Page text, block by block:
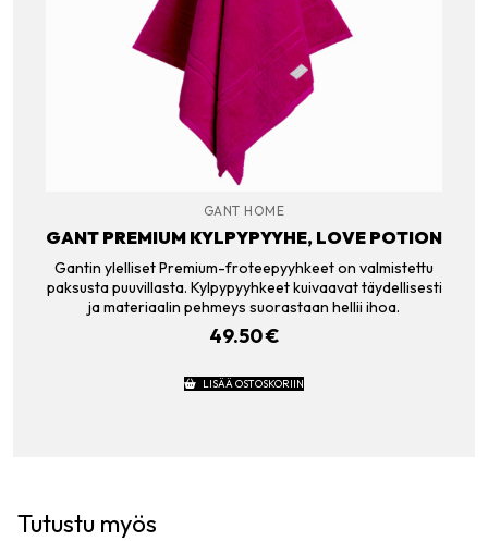
GANT HOME
GANT PREMIUM KYLPYPYYHE, LOVE POTION
Gantin ylelliset Premium-froteepyyhkeet on valmistettu
paksusta puuvillasta. Kylpypyyhkeet kuivaavat täydellisesti
ja materiaalin pehmeys suorastaan hellii ihoa.
49.50€
LISÄÄ OSTOSKORIIN
Tutustu myös